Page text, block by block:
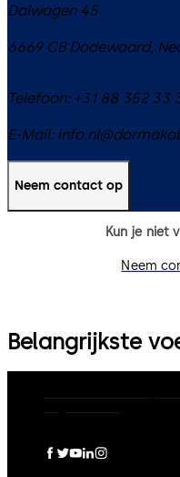
Dalwagen 45
6669 CB Dodewaard,
Telefoon: +31 88 352 33
E-Mail:
Neem contact op
Kun je niet
Neem
Belangrijkste